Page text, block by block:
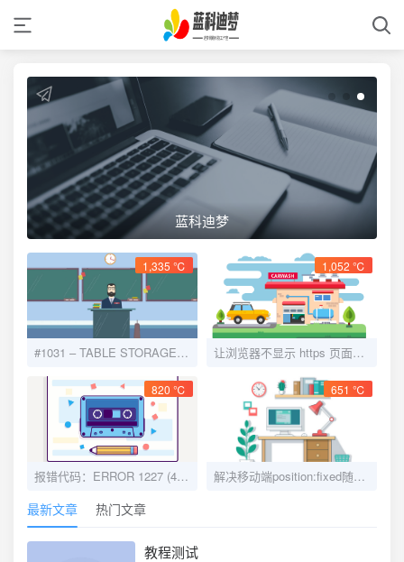
蓝科迪梦
1,335 ℃
#1031 – TABLE STORAGE ENGINE FOR ” DOESN’T HAVE THIS OPTION解决方法
1,052 ℃
让浏览器不显示 https 页面中 http 请求警报 http-equiv=”Content-Security-Policy” content=”upgrade-insecure-requests”
820 ℃
报错代码：ERROR 1227 (42000)-解决办法
651 ℃
解决移动端position:fixed随软键盘移动的问题
最新文章 热门文章
教程测试